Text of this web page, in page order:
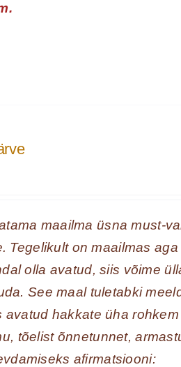
maailma üsna must-
Tegelikult on maailmas
olla avatud, siis võime
See maal tuletabki
avatud hakkate üha
tõelist õnnetunnet,
afirmatsiooni: